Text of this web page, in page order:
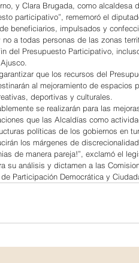
y Clara Brugada, como alcaldesa
participativo”, rememoró el
beneficiarios, impulsados y
a todas personas de las zonas
del Presupuesto Participativo,
que los recursos del
al mejoramiento de espacios
deportivas y culturales.
se realizarán para las
que las Alcaldías como
políticas de los gobiernos en
los márgenes de
de manera pareja!”, exclamó el
su análisis y dictamen a las
Participación Democrática y